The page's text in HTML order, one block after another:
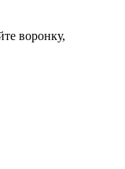
воронку,